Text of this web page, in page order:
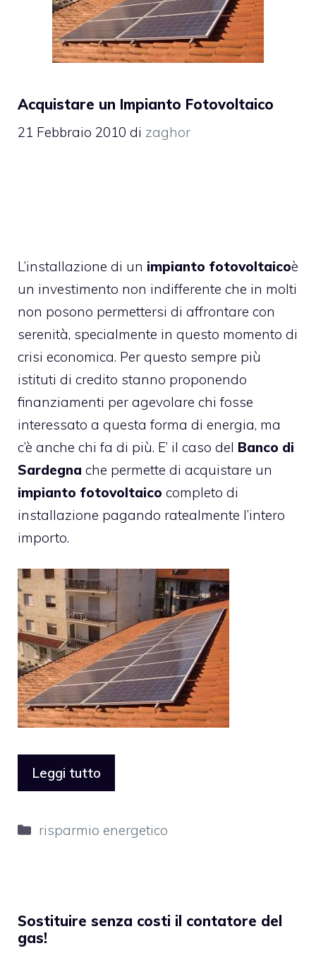
Acquistare un Impianto Fotovoltaico
21 Febbraio 2010 di zaghor
L’installazione di un impianto fotovoltaicoè
un investimento non indifferente che in molti
non posono permettersi di affrontare con
serenità, specialmente in questo momento di
crisi economica. Per questo sempre più
istituti di credito stanno proponendo
finanziamenti per agevolare chi fosse
interessato a questa forma di energia, ma
c’è anche chi fa di più. E’ il caso del Banco di
Sardegna che permette di acquistare un
impianto fotovoltaico completo di
installazione pagando ratealmente l’intero
importo.
Leggi tutto
Categorie
risparmio energetico
Sostituire senza costi il contatore del
gas!